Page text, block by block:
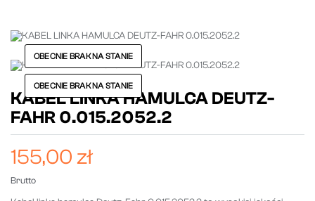
OBECNIE BRAK NA STANIE
OBECNIE BRAK NA STANIE
KABEL LINKA HAMULCA DEUTZ-
FAHR 0.015.2052.2
155,00 zł
Brutto